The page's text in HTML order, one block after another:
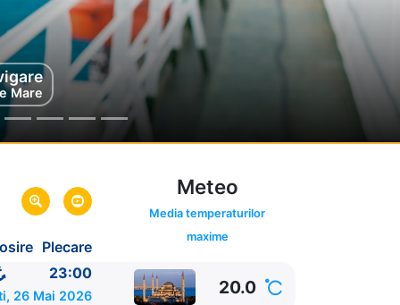
Mare
Plecare
Meteo
Media temperaturilor
maxime
23:00
26 Mai 2026 20.0